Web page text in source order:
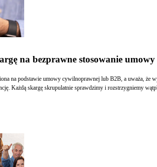
na bezprawne stosowanie
na podstawie umowy cywilnoprawnej lub B2B, a uważa,
Każdą skargę skrupulatnie sprawdzimy i rozstrzygniemy